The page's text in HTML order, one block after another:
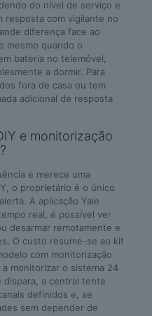
do nível de serviço e
resposta com vigilante no
diferença face ao
mesmo quando o
bateria no telemóvel,
a dormir. Para
fora de casa ou tem
adicional de resposta
e monitorização
e merece uma
o proprietário é o único
A aplicação Yale
real, é possível ver
desarmar remotamente e
O custo resume-se ao kit
com monitorização
monitorizar o sistema 24
dispara, a central tenta
definidos e, se
sem depender de